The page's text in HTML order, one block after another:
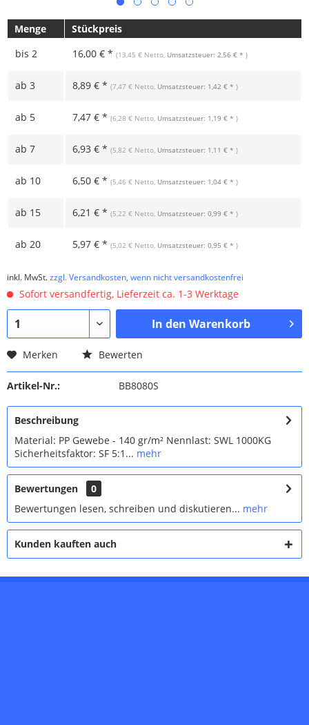
Menge
Stückpreis
bis 2 16,00 € * (13,45 € Netto, Umsatzsteuer: 2,56 € * )
ab 3 8,89 € * (7,47 € Netto, Umsatzsteuer: 1,42 € * )
ab 5 7,47 € * (6,28 € Netto, Umsatzsteuer: 1,19 € * )
ab 7 6,93 € * (5,82 € Netto, Umsatzsteuer: 1,11 € * )
ab 10 6,50 € * (5,46 € Netto, Umsatzsteuer: 1,04 € * )
ab 15 6,21 € * (5,22 € Netto, Umsatzsteuer: 0,99 € * )
ab 20 5,97 € * (5,02 € Netto, Umsatzsteuer: 0,95 € * )
inkl. MwSt.zzgl. Versandkosten, wenn nicht versandkostenfrei
Sofort versandfertig, Lieferzeit ca. 1-3 Werktage
In den Warenkorb
Merken Bewerten
Artikel-Nr.: BB8080S
Beschreibung
Material: PP Gewebe - 140 gr/m² Nennlast: SWL 1000KG
Sicherheitsfaktor: SF 5:1... mehr
Bewertungen
0
Bewertungen lesen, schreiben und diskutieren... mehr
Kunden kauften auch